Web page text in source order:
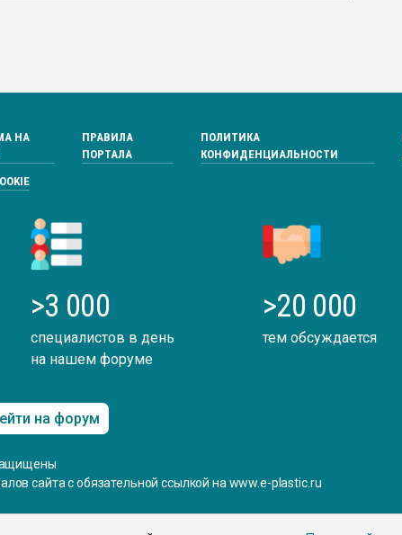
НА
ПРАВИЛА
ПОРТАЛА
ПОЛИТИКА
КОНФИДЕНЦИАЛЬНОСТИ
>3 000
специалистов в день
на нашем форуме
>20 000
тем обсуждается
на форум
сайта с обязательной ссылкой на www.e-plastic.ru